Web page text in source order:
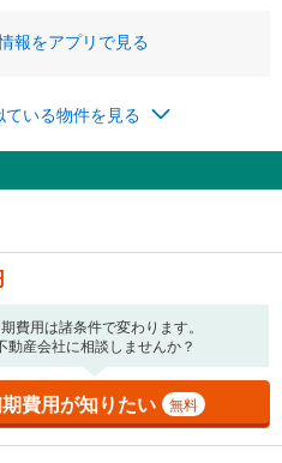
報をアプリで見る
いる物件を見る
費用は諸条件で変わります。
動産会社に相談しませんか？
費用が知りたい 無料